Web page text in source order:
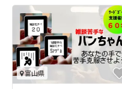
富山県